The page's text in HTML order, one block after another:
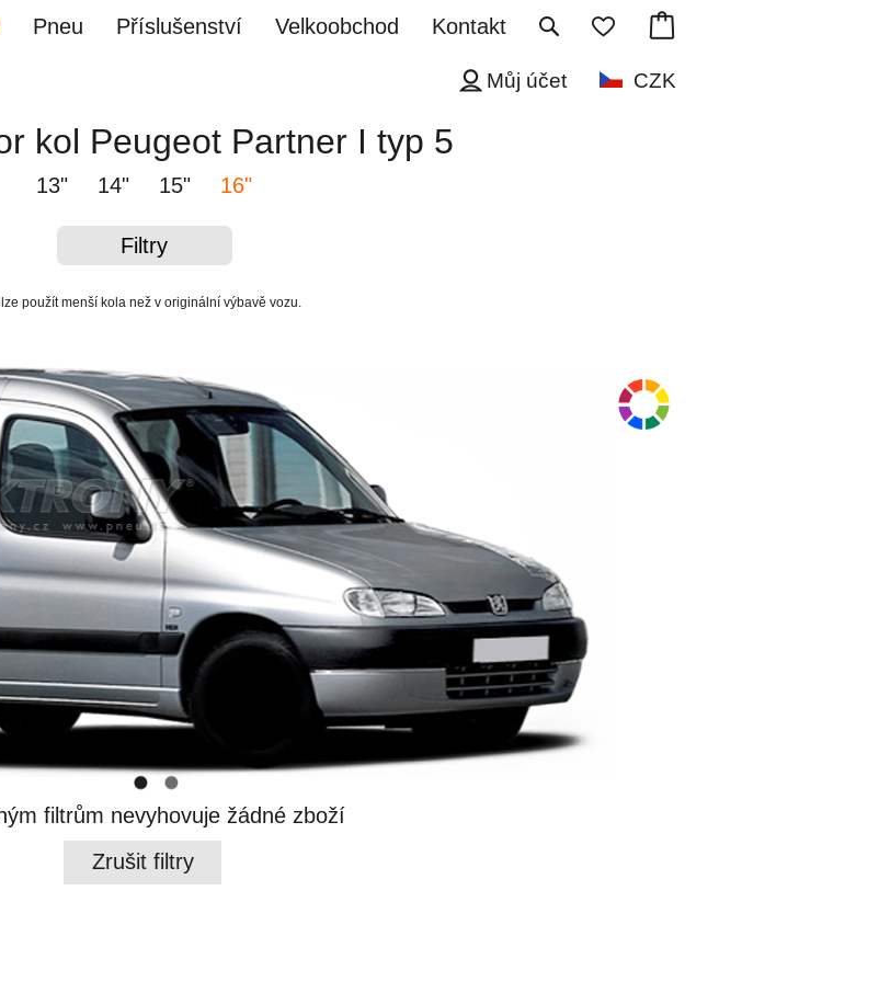
Kontakt
Velkoobchod
Příslušenství
Pneu
CZK
Můj účet
kol Peugeot Partner I typ 5
13" 14" 15" 16"
Filtry
použít menší kola než v originální výbavě vozu.
filtrům nevyhovuje žádné zboží
Zrušit filtry